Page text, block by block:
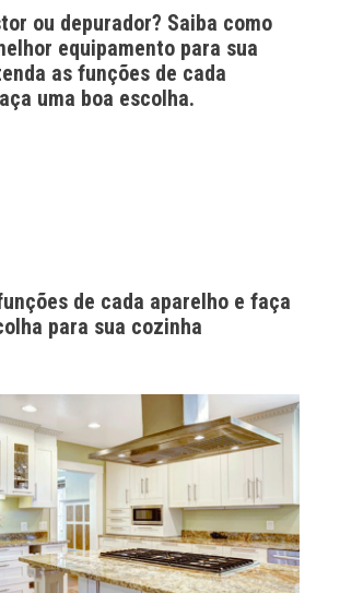
ou depurador? Saiba como
equipamento para sua
as funções de cada
uma boa escolha.
de cada aparelho e faça
para sua cozinha